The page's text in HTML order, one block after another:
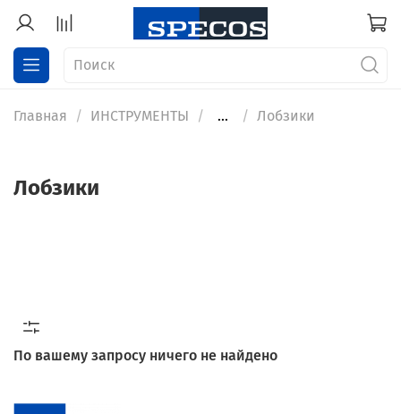
Главная ИНСТРУМЕНТЫ ... Лобзики
Лобзики
По вашему запросу ничего не найдено